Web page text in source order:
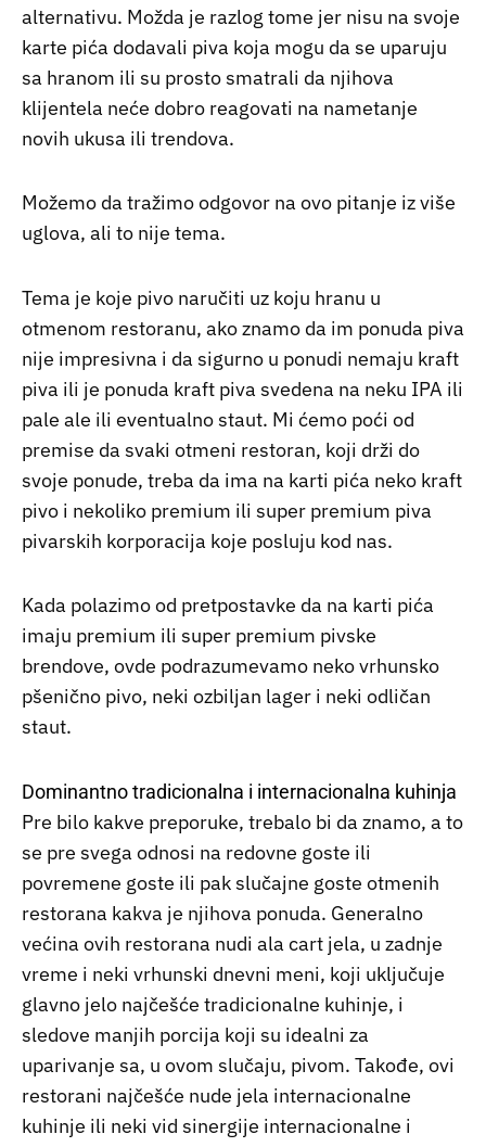
alternativu. Možda je razlog tome jer nisu na svoje
karte pića dodavali piva koja mogu da se uparuju
sa hranom ili su prosto smatrali da njihova
klijentela neće dobro reagovati na nametanje
novih ukusa ili trendova.
Možemo da tražimo odgovor na ovo pitanje iz više
uglova, ali to nije tema.
Tema je koje pivo naručiti uz koju hranu u
otmenom restoranu, ako znamo da im ponuda piva
nije impresivna i da sigurno u ponudi nemaju kraft
piva ili je ponuda kraft piva svedena na neku IPA ili
pale ale ili eventualno staut. Mi ćemo poći od
premise da svaki otmeni restoran, koji drži do
svoje ponude, treba da ima na karti pića neko kraft
pivo i nekoliko premium ili super premium piva
pivarskih korporacija koje posluju kod nas.
Kada polazimo od pretpostavke da na karti pića
imaju premium ili super premium pivske
brendove, ovde podrazumevamo neko vrhunsko
pšenično pivo, neki ozbiljan lager i neki odličan
staut.
Dominantno tradicionalna i internacionalna kuhinja
Pre bilo kakve preporuke, trebalo bi da znamo, a to
se pre svega odnosi na redovne goste ili
povremene goste ili pak slučajne goste otmenih
restorana kakva je njihova ponuda. Generalno
većina ovih restorana nudi ala cart jela, u zadnje
vreme i neki vrhunski dnevni meni, koji uključuje
glavno jelo najčešće tradicionalne kuhinje, i
sledove manjih porcija koji su idealni za
uparivanje sa, u ovom slučaju, pivom. Takođe, ovi
restorani najčešće nude jela internacionalne
kuhinje ili neki vid sinergije internacionalne i